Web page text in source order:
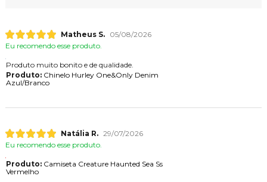
Matheus S.
05/08/2026
Eu recomendo esse produto.
Produto muito bonito e de qualidade.
Produto:Chinelo Hurley One&Only Denim
Azul/Branco
Natália R. 29/07/2026
Eu recomendo esse produto.
Produto:Camiseta Creature Haunted Sea Ss
Vermelho